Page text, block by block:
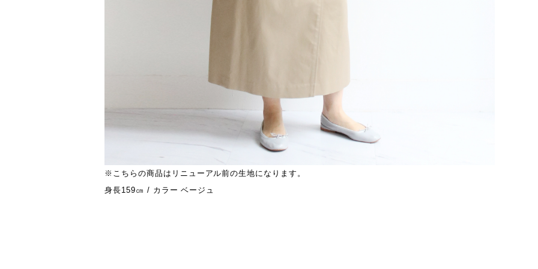
※こちらの商品はリニューアル前の生地になります。
身長159㎝ / カラー ベージュ